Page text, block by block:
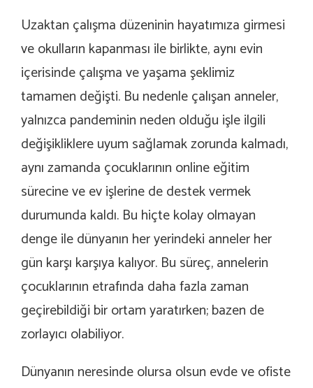
Uzaktan çalışma düzeninin hayatımıza girmesi
ve okulların kapanması ile birlikte, aynı evin
içerisinde çalışma ve yaşama şeklimiz
tamamen değişti. Bu nedenle çalışan anneler,
yalnızca pandeminin neden olduğu işle ilgili
değişikliklere uyum sağlamak zorunda kalmadı,
aynı zamanda çocuklarının online eğitim
sürecine ve ev işlerine de destek vermek
durumunda kaldı. Bu hiçte kolay olmayan
denge ile dünyanın her yerindeki anneler her
gün karşı karşıya kalıyor. Bu süreç, annelerin
çocuklarının etrafında daha fazla zaman
geçirebildiği bir ortam yaratırken; bazen de
zorlayıcı olabiliyor.
Dünyanın neresinde olursa olsun evde ve ofiste